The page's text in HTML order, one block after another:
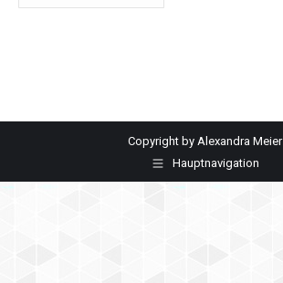
Copyright by Alexandra Meier
Hauptnavigation